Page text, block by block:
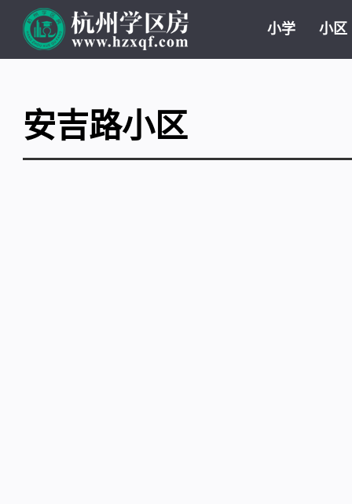
小学 小区
安吉路小区